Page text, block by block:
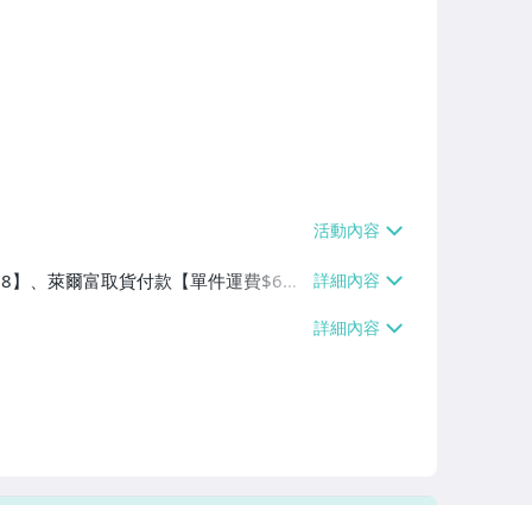
】、萊爾富取貨付款【單件運費$6